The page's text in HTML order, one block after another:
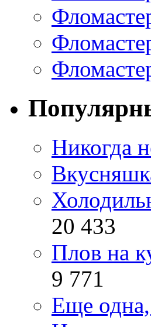
Никогда
20 433
Плов на
9 771
Еще одна,